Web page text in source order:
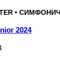
•
2024